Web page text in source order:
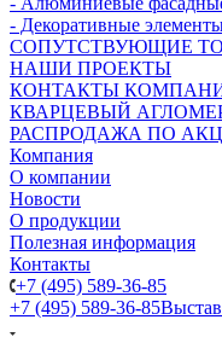
- Декоративные
СОПУТСТВУЮЩИЕ
НАШИ ПРОЕКТЫ
КОНТАКТЫ
КВАРЦЕВЫЙ
РАСПРОДАЖА ПО
Компания
О компании
Новости
О продукции
Полезная информация
Контакты
+7 (495) 589-36-85
+7 (495) 589-36-85